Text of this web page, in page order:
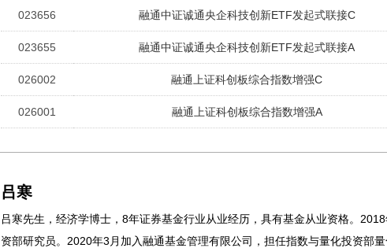
023656 融通中证诚通央企科技创新ETF发起式联接C
023655 融通中证诚通央企科技创新ETF发起式联接A
026002 融通上证科创板综合指数增强C
026001 融通上证科创板综合指数增强A
吕寒
吕寒先生，经济学博士，8年证券基金行业从业经历，具有基金从业资格。
资部研究员。2020年3月加入融通基金管理有限公司，担任指数与量化投资部